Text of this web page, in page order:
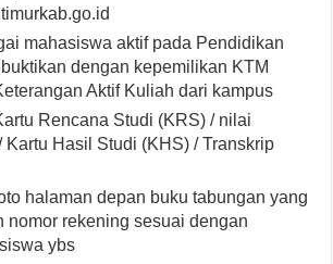
mahasiswa aktif pada Pendidikan
dengan kepemilikan KTM
Aktif Kuliah dari kampus
Rencana Studi (KRS) / nilai
Kartu Hasil Studi (KHS) / Transkrip
halaman depan buku tabungan yang
nomor rekening sesuai dengan
ybs